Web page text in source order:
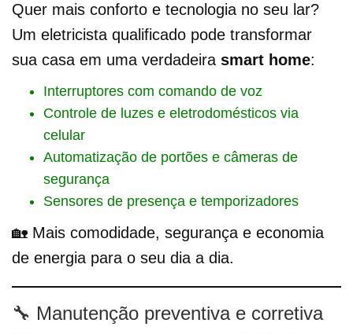
Quer mais conforto e tecnologia no seu lar?
Um eletricista qualificado pode transformar
sua casa em uma verdadeira smart home:
Interruptores com comando de voz
Controle de luzes e eletrodomésticos via
celular
Automatização de portões e câmeras de
segurança
Sensores de presença e temporizadores
🏡 Mais comodidade, segurança e economia
de energia para o seu dia a dia.
🔧 Manutenção preventiva e corretiva